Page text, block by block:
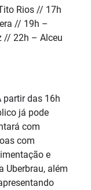
Rios // 17h
// 19h –
// 22h – Alceu
partir das 16h
já pode
com
com
e
Uberbrau, além